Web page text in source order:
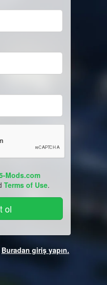
Mods.com
Terms of Use.
Buradan giriş yapın.